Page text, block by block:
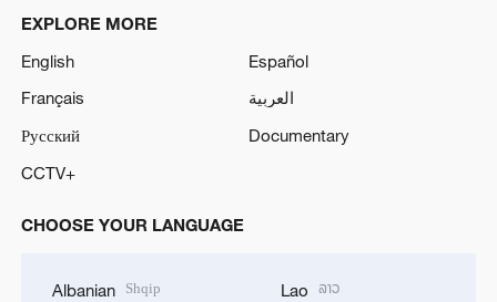
EXPLORE MORE
English
Español
Français
العربية
Русский
Documentary
CCTV+
CHOOSE YOUR LANGUAGE
Albanian Shqip Lao ລາວ